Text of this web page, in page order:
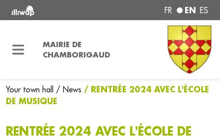
FR EN ES
MAIRIE DE
CHAMBORIGAUD
Your town hall / News / RENTRÉE 2024 AVEC L'ÉCOLE
DE MUSIQUE
RENTRÉE 2024 AVEC L'ÉCOLE DE